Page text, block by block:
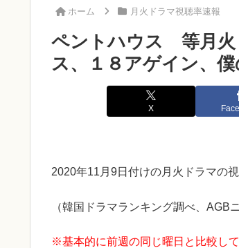
ホーム 月火ドラマ視聴率速報
ペントハウス 等月火
ス、１８アゲイン、
X
2020年11月9日付けの月火ドラマの視
（韓国ドラマランキング調べ、AGB
※基本的に前週の同じ曜日と比較して